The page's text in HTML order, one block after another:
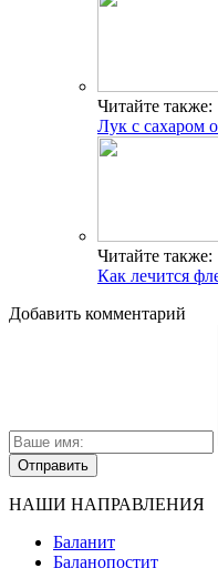
Читайте также:
Лук с сахаром
Читайте также:
Как лечится
Добавить комментарий
НАШИ НАПРАВЛЕНИЯ
Баланит
Баланопостит